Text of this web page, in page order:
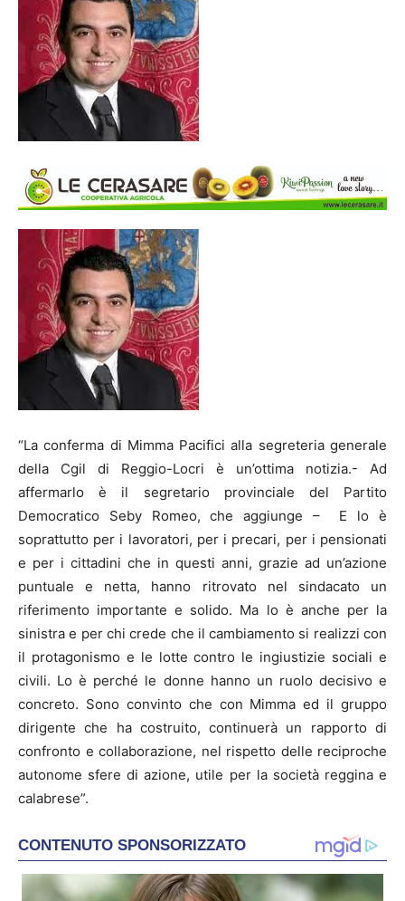
“La conferma di Mimma Pacifici alla segreteria generale
della Cgil di Reggio-Locri è un’ottima notizia.- Ad
affermarlo è il segretario provinciale del Partito
Democratico Seby Romeo, che aggiunge – E lo è
soprattutto per i lavoratori, per i precari, per i pensionati
e per i cittadini che in questi anni, grazie ad un’azione
puntuale e netta, hanno ritrovato nel sindacato un
riferimento importante e solido. Ma lo è anche per la
sinistra e per chi crede che il cambiamento si realizzi con
il protagonismo e le lotte contro le ingiustizie sociali e
civili. Lo è perché le donne hanno un ruolo decisivo e
concreto. Sono convinto che con Mimma ed il gruppo
dirigente che ha costruito, continuerà un rapporto di
confronto e collaborazione, nel rispetto delle reciproche
autonome sfere di azione, utile per la società reggina e
calabrese”.